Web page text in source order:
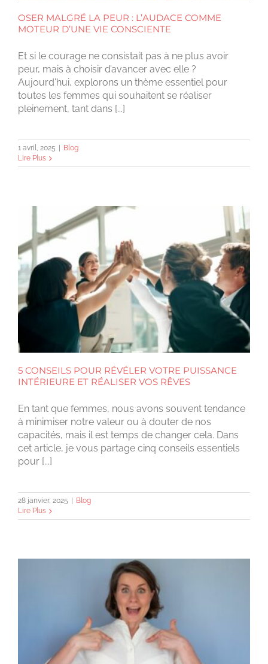
OSER MALGRÉ LA PEUR : L’AUDACE COMME
MOTEUR D’UNE VIE CONSCIENTE
Et si le courage ne consistait pas à ne plus avoir
peur, mais à choisir d’avancer avec elle ?
Aujourd'hui, explorons un thème essentiel pour
toutes les femmes qui souhaitent se réaliser
pleinement, tant dans [...]
1 avril, 2025 | Blog
Lire Plus
5 CONSEILS POUR RÉVÉLER VOTRE PUISSANCE
INTÉRIEURE ET RÉALISER VOS RÊVES
En tant que femmes, nous avons souvent tendance
à minimiser notre valeur ou à douter de nos
capacités, mais il est temps de changer cela. Dans
cet article, je vous partage cinq conseils essentiels
pour [...]
28 janvier, 2025 | Blog
Lire Plus